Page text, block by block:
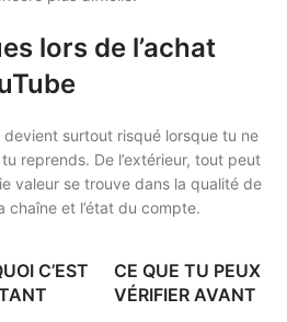
lors de l’achat
devient surtout risqué lorsque tu ne
reprends. De l’extérieur, tout peut
valeur se trouve dans la qualité de
chaîne et l’état du compte.
C’EST
CE QUE TU PEUX
VÉRIFIER AVANT